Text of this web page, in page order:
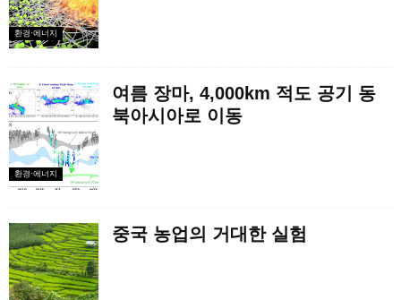
환경·에너지
환경·에너지
여름 장마, 4,000km 적도 공기 동
북아시아로 이동
중국 농업의 거대한 실험